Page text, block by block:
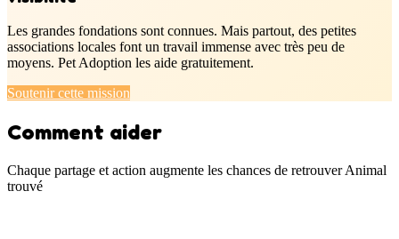
Les grandes fondations sont connues. Mais partout, des petites
associations locales font un travail immense avec très peu de
moyens. Pet Adoption les aide gratuitement.
Soutenir cette mission
Comment aider
Chaque partage et action augmente les chances de retrouver Animal
trouvé